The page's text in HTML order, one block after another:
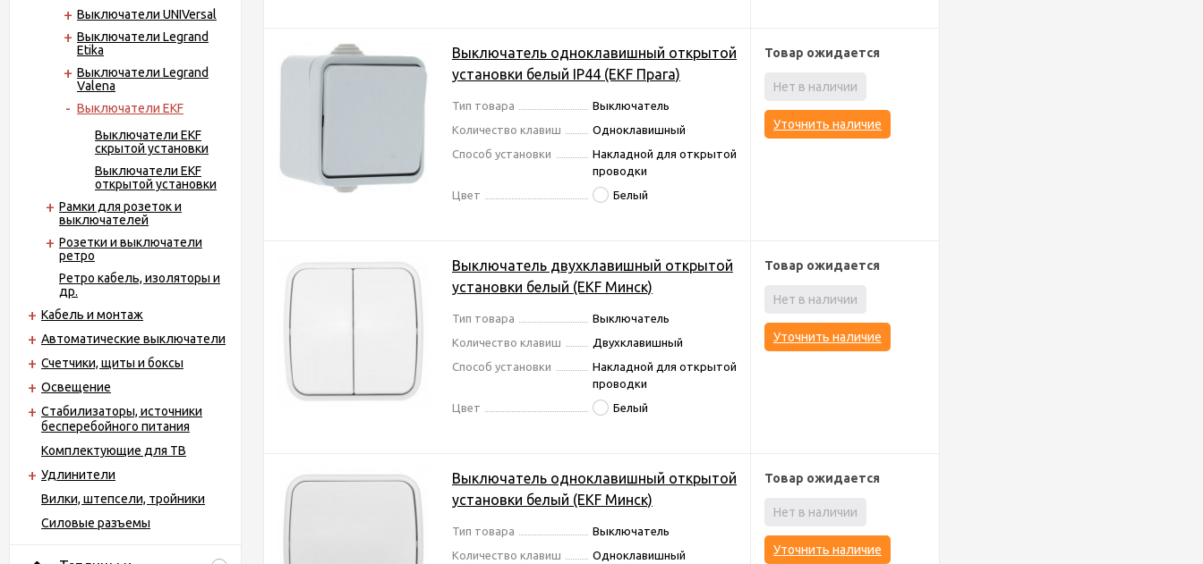
Выключатели UNIVersal
Выключатели Legrand
Etika
Выключатели Legrand
Valena
Выключатели EKF
Выключатели EKF
скрытой установки
Выключатели EKF
открытой установки
Рамки для розеток и
выключателей
Розетки и выключатели
ретро
Ретро кабель, изоляторы и
др.
Кабель и монтаж
Автоматические выключатели
Счетчики, щиты и боксы
Освещение
Стабилизаторы, источники
бесперебойного питания
Комплектующие для ТВ
Удлинители
Вилки, штепсели, тройники
Силовые разъемы
Выключатель одноклавишный открытой
установки белый IP44 (EKF Прага)
Тип товара
Выключатель
Количество клавиш
Одноклавишный
Способ установки
Накладной для открытой
проводки
Цвет
Белый
Товар ожидается
Нет в наличии
Уточнить наличие
Выключатель двухклавишный открытой
установки белый (EKF Минск)
Тип товара
Выключатель
Количество клавиш
Двухклавишный
Способ установки
Накладной для открытой
проводки
Цвет
Белый
Товар ожидается
Нет в наличии
Уточнить наличие
Выключатель одноклавишный открытой
установки белый (EKF Минск)
Тип товара
Выключатель
Количество клавиш
Одноклавишный
Товар ожидается
Нет в наличии
Уточнить наличие